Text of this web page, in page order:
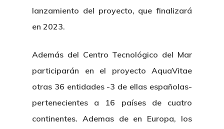
lanzamiento del proyecto, que finalizará
en 2023.
Además del Centro Tecnológico del Mar
participarán en el proyecto AquaVitae
otras 36 entidades -3 de ellas españolas-
pertenecientes a 16 países de cuatro
continentes. Ademas de en Europa, los